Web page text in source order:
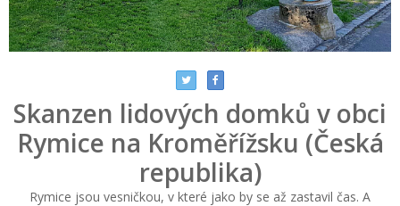
Skanzen lidových domků v obci
Rymice na Kroměřížsku (Česká
republika)
Rymice jsou vesničkou, v které jako by se až zastavil čas. A